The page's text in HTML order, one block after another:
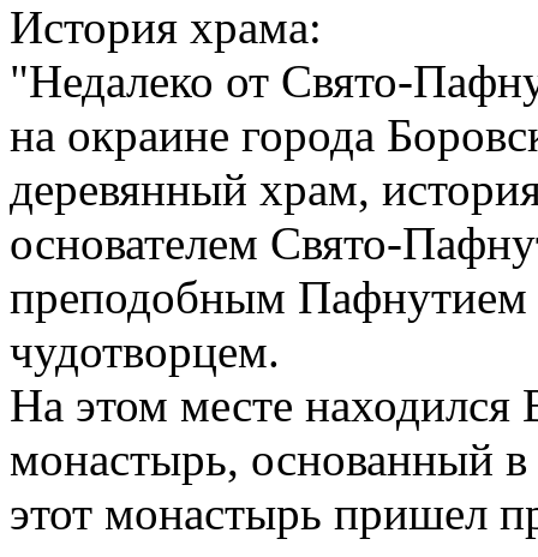
История храма:
"Недалеко от Свято-
на окраине города
деревянный храм,
основателем Свято-
преподобным Пафнутием
чудотворцем.
На этом месте
монастырь, основанный
этот монастырь пришел